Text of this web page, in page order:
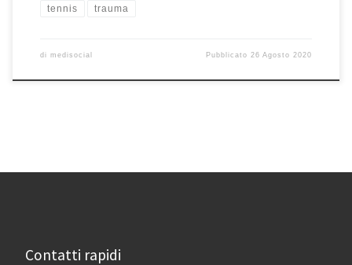
tennis trauma
di medisocial Pubblicato 26 Agosto 2020
Contatti rapidi